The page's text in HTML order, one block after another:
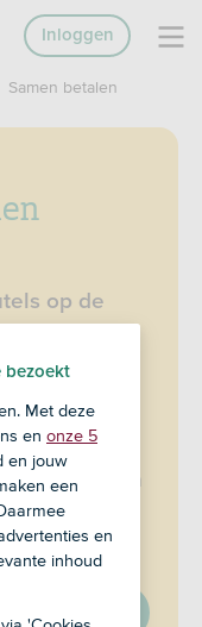
Inloggen
Samen betalen
op de
in
het met het
vraag
en houden
nu, fijn voor
bezoekt
Met deze
en onze 5
en jouw
een
en
inhoud